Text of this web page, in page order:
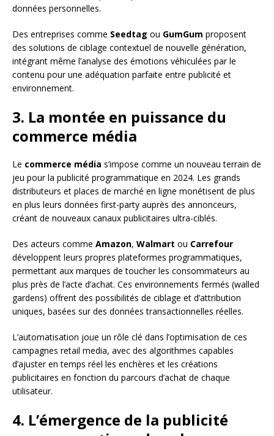
données personnelles.
Des entreprises comme Seedtag ou GumGum proposent
des solutions de ciblage contextuel de nouvelle génération,
intégrant même l’analyse des émotions véhiculées par le
contenu pour une adéquation parfaite entre publicité et
environnement.
3. La montée en puissance du
commerce média
Le commerce média s’impose comme un nouveau terrain de
jeu pour la publicité programmatique en 2024. Les grands
distributeurs et places de marché en ligne monétisent de plus
en plus leurs données first-party auprès des annonceurs,
créant de nouveaux canaux publicitaires ultra-ciblés.
Des acteurs comme Amazon, Walmart ou Carrefour
développent leurs propres plateformes programmatiques,
permettant aux marques de toucher les consommateurs au
plus près de l’acte d’achat. Ces environnements fermés (walled
gardens) offrent des possibilités de ciblage et d’attribution
uniques, basées sur des données transactionnelles réelles.
L’automatisation joue un rôle clé dans l’optimisation de ces
campagnes retail media, avec des algorithmes capables
d’ajuster en temps réel les enchères et les créations
publicitaires en fonction du parcours d’achat de chaque
utilisateur.
4. L’émergence de la publicité